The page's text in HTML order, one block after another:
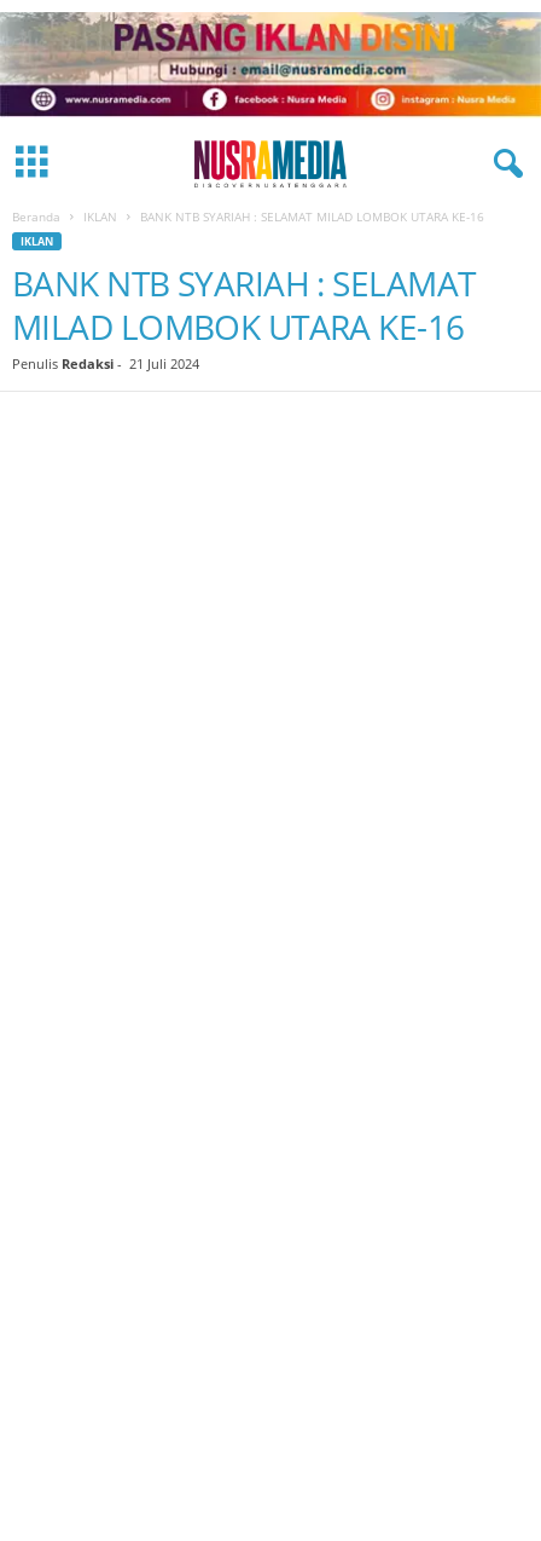
Beranda IKLAN BANK NTB SYARIAH : SELAMAT MILAD LOMBOK UTARA KE-16
IKLAN
BANK NTB SYARIAH : SELAMAT
MILAD LOMBOK UTARA KE-16
Penulis Redaksi - 21 Juli 2024